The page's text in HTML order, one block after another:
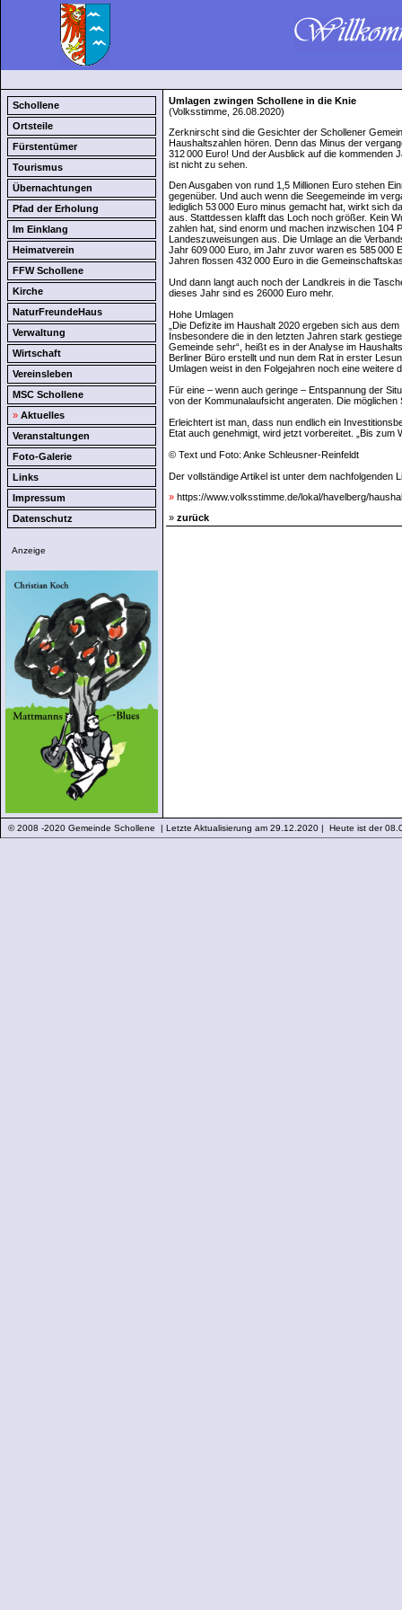
Schollene
Ortsteile
Fürstentümer
Tourismus
Übernachtungen
Pfad der Erholung
Im Einklang
Heimatverein
FFW Schollene
Kirche
NaturFreundeHaus
Verwaltung
Wirtschaft
Vereinsleben
MSC Schollene
» Aktuelles
Veranstaltungen
Foto-Galerie
Links
Impressum
Datenschutz
Anzeige
Umlagen zwingen Schollene in die Knie
(Volksstimme, 26.08.2020)
Zerknirscht sind die Gesichter der Schollener
Haushaltszahlen hören. Denn das Minus der
312 000 Euro! Und der Ausblick auf die kommenden
ist nicht zu sehen.
Den Ausgaben von rund 1,5 Millionen Euro stehen
gegenüber. Und auch wenn die Seegemeinde im
lediglich 53 000 Euro minus gemacht hat, wirkt sich
aus. Stattdessen klafft das Loch noch größer. Kein
zahlen hat, sind enorm und machen inzwischen 104
Landeszuweisungen aus. Die Umlage an die
Jahr 609 000 Euro, im Jahr zuvor waren es 585 000
Jahren flossen 432 000 Euro in die
Und dann langt auch noch der Landkreis in die
dieses Jahr sind es 26000 Euro mehr.
Hohe Umlagen
„Die Defizite im Haushalt 2020 ergeben sich aus
Insbesondere die in den letzten Jahren stark
Gemeinde sehr“, heißt es in der Analyse im
Berliner Büro erstellt und nun dem Rat in erster
Umlagen weist in den Folgejahren noch eine
Für eine – wenn auch geringe – Entspannung der
von der Kommunalaufsicht angeraten. Die
Erleichtert ist man, dass nun endlich ein
Etat auch genehmigt, wird jetzt vorbereitet. „Bis
© Text und Foto: Anke Schleusner-Reinfeldt
Der vollständige Artikel ist unter dem nachfolgenden
» https://www.volksstimme.de/lokal/havelberg/
» zurück
© 2008 -2020 Gemeinde Schollene | Letzte Aktualisierung am 29.12.2020 | Heute ist der